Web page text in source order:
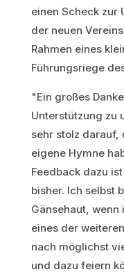
einen Scheck zur
der neuen
Rahmen eines
Führungsriege
"Ein großes
Unterstützung zu
sehr stolz darauf,
eigene Hymne
Feedback dazu
bisher. Ich selbst
Gänsehaut, wenn
eines der
nach möglichst
und dazu feiern